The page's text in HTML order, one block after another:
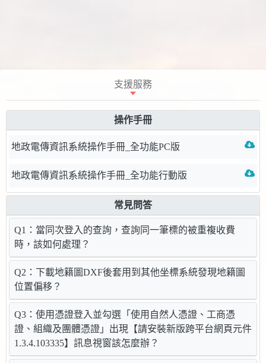
支援服務
操作手冊
地政電傳資訊系統操作手冊_全功能PC版
地政電傳資訊系統操作手冊_全功能行動版
常見問答
Q1：當同次登入的查詢，查詢同一筆標的被重複收費
時，該如何處理？
Q2：下載地籍圖DXF後套用到其他坐標系統發現地籍圖
位置偏移？
Q3：使用憑證登入並勾選「使用自然人憑證、工商憑
證、組織及團體憑證」出現【請安裝新版跨平台網頁元件
1.3.4.103335】訊息視窗該怎麼辦？